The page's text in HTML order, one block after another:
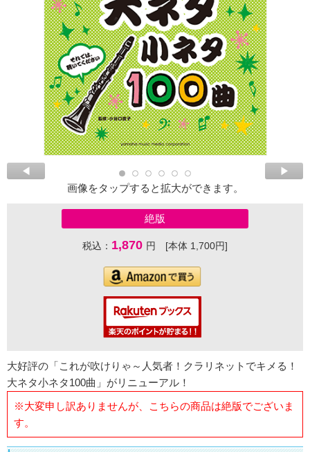
画像をタップすると拡大ができます。
絶版
税込： 1,870 円 [本体 1,700円]
大好評の「これが吹けりゃ～人気者！クラリネットでキメる！
大ネタ小ネタ100曲」がリニューアル！
※大変申し訳ありませんが、こちらの商品は絶版でございま
す。